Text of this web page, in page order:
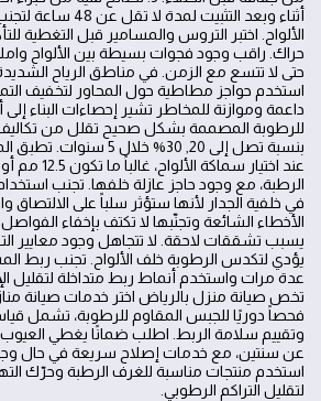
أثناء وبعد التثبيت
الألواح. اختبر التروس والمسامير قبل التغطية
حراك. راقب وجود فجوات بسيطة بين الألواح
حتى لا تتسع مع الزمن. في مناطق الرياح
داعمة وموازنة للمخاطر تشير إحصاءات البناء إلى
للرطوبة المصممة بشكل صحيح تقلل من تكاليف
بنسبة تصل إلى 20, 30%
الرطبة، مع وجود حاجز عازلة خلفها. تجنب
الأخطاء الشائعة وتجنّبها لا تكتف بإخفاء
يسبب تشققات لاحقة. لا تتجاهل وجود معايير
يؤدي لتكدس الرطوبة خلف الألواح. تجنب ربط
تخص صيانة منزل بالرياض اختر خدمات صيانة
فحصاً دوريًا للجبس المقاوم للرطوبة، تشمل
وتقييم سلامة الربط. اطلب ضمانًا يغطي العيوب
عن سنتين، مع خدمات إصلاح سريعة في حال
استخدم منتجات مناسبة للغرف الرطبة وحرّك
لتقليل التراكم الرطوبي.